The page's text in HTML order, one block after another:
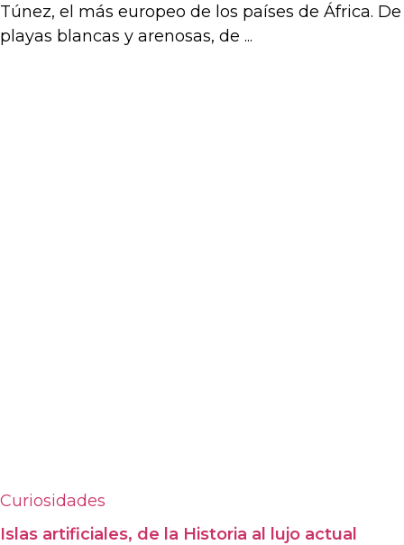
Túnez, el más europeo de los países de África. De
playas blancas y arenosas, de ...
Curiosidades
Islas artificiales, de la Historia al lujo actual